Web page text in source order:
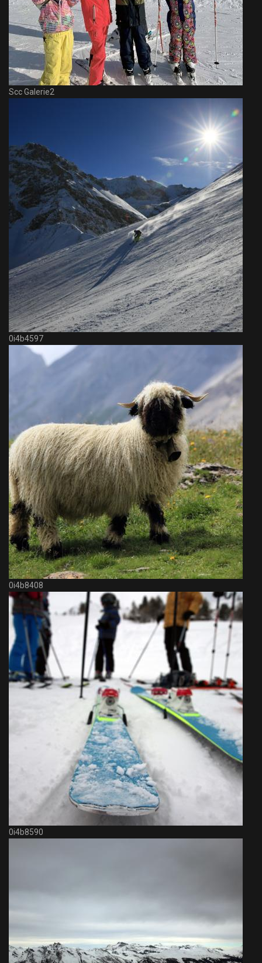
Scc Galerie2
0i4b4597
0i4b8408
0i4b8590